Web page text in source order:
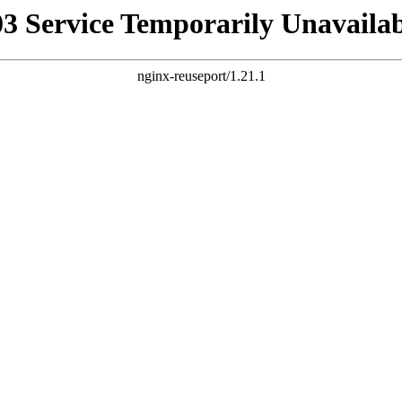
Service Temporarily
nginx-reuseport/1.21.1